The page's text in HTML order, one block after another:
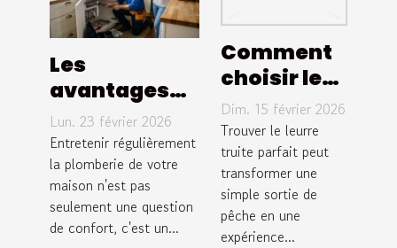
Les
avantages
d'une
maintenance
régulière de
votre
plomberie
Lun. 23 février 2026
Entretenir régulièrement
la plomberie de votre
maison n'est pas
seulement une question
de confort, c'est un...
Comment
choisir le
leurre
truite idéal
pour
différentes
rivières ?
Dim. 15 février 2026
Trouver le leurre
truite parfait peut
transformer une
simple sortie de
pêche en une
expérience...